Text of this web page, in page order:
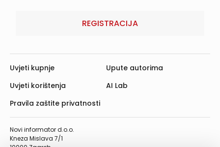
REGISTRACIJA
Novi informator d.o.o.
Kneza Mislava 7/1
Uvjeti kupnje
Uvjeti korištenja
Pravila zaštite privatnosti
Upute autorima
AI Lab